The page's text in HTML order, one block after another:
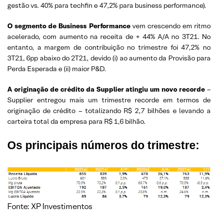
gestão vs. 40% para techfin e 47,2% para business performance).
O segmento de Business Performancevem crescendo em ritmo
acelerado, com aumento na receita de + 44% A/A no 3T21. No
entanto, a margem de contribuição no trimestre foi 47,2% no
3T21, 6pp abaixo do 2T21, devido (i) ao aumento da Provisão para
Perda Esperada e (ii) maior P&D.
A originação de crédito da Supplier atingiu um novo recorde –
Supplier entregou mais um trimestre recorde em termos de
originação de crédito – totalizando R$ 2,7 bilhões e levando a
carteira total da empresa para R$ 1,6 bilhão.
Os principais números do trimestre:
Fonte: XP Investimentos